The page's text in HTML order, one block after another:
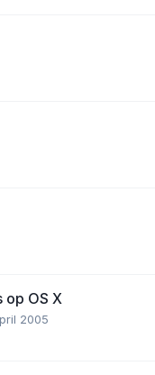
op OS X
2005